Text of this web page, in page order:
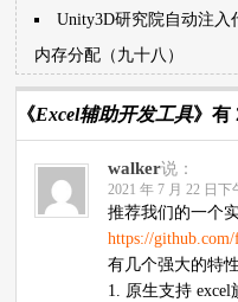
Unity3D研究院自动注入
内存分配（九十八）
《Excel辅助开发工具》有
walker说：
2021 年 7 月 22 日下
推荐我们的一个实
https://github.com/
有几个强大的特性
1. 原生支持